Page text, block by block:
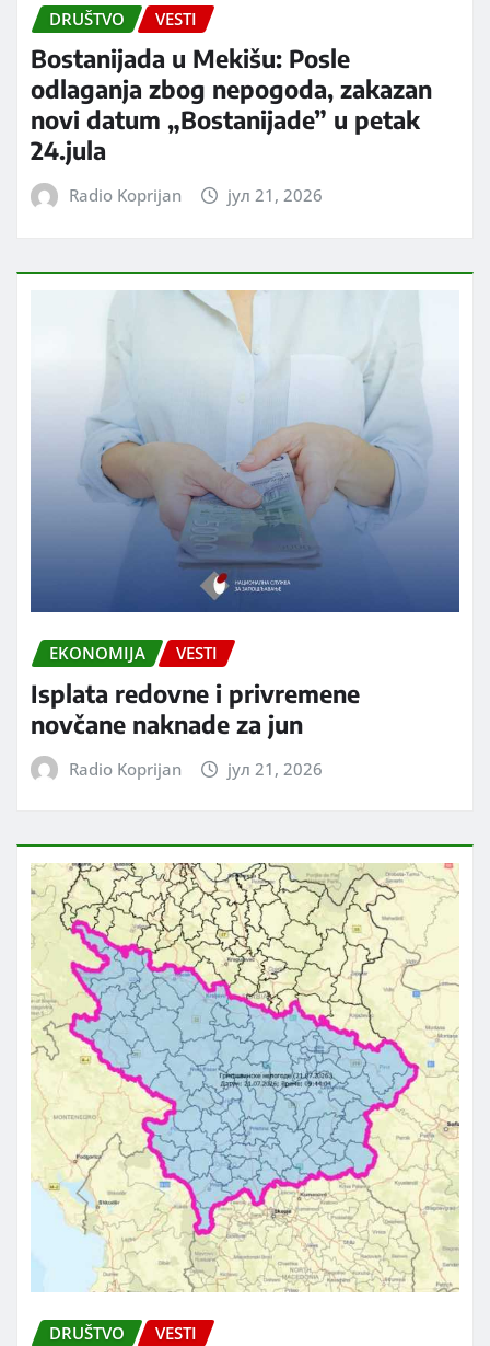
DRUŠTVO VESTI
Bostanijada u Mekišu: Posle
odlaganja zbog nepogoda, zakazan
novi datum „Bostanijade” u petak
24.jula
Radio Koprijan јул 21, 2026
EKONOMIJA VESTI
Isplata redovne i privremene
novčane naknade za jun
Radio Koprijan јул 21, 2026
DRUŠTVO VESTI